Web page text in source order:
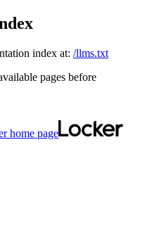
index at: /llms.txt
pages before
home page